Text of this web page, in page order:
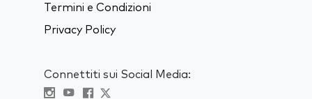
Termini e Condizioni
Privacy Policy
Connettiti sui Social Media: